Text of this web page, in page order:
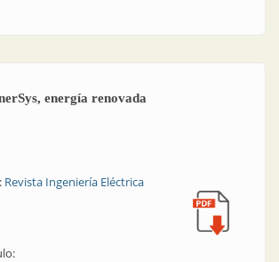
energía renovada
Revista Ingeniería Eléctrica